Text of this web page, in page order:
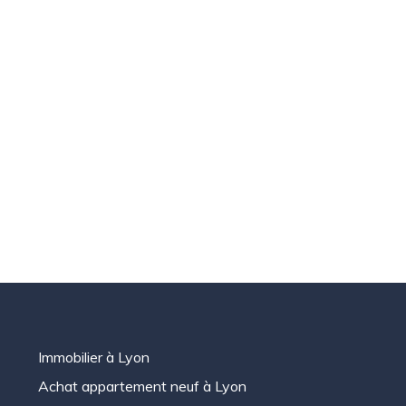
Immobilier à Lyon
Achat appartement neuf à Lyon